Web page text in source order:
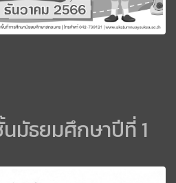
มัธยมศึกษาปีที่ 1